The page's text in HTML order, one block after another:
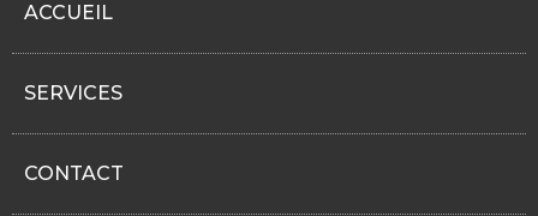
ACCUEIL
SERVICES
CONTACT